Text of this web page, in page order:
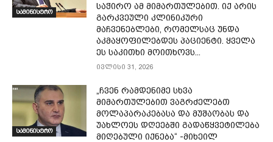
სამინისტრო
საჭირო ამ მიმართულებით. იქ არის
გარკვეული კლინიკური
მაჩვენებლები, რომელსაც უნდა
აკმაყოფილებდეს პაციენტი. ყველა
ეს საკითხი მოითხოვს...
ივლისი 31, 2026
სამინისტრო
„ჩვენ რამდენიმე სხვა
მიმართულებით ვაგრძელებთ
მოლაპარაკებასა და მუშაობას და
უახლოეს დღეებში გადაწყვეტილება
მიღებული იქნება“ -მიხეილ